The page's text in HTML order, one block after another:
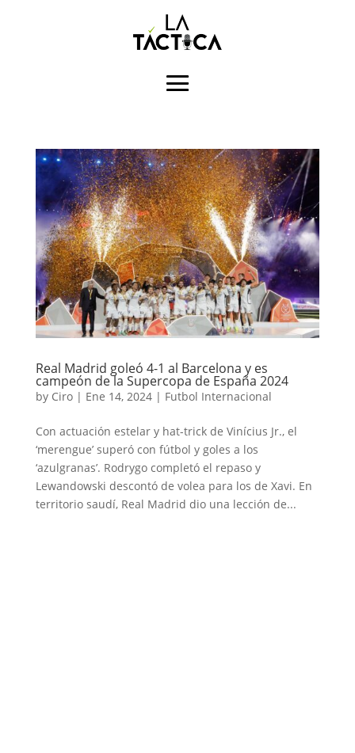
Real Madrid goleó 4-1 al Barcelona y es
campeón de la Supercopa de España 2024
by Ciro| Ene 14, 2024| Futbol Internacional
Con actuación estelar y hat-trick de Vinícius Jr., el
‘merengue’ superó con fútbol y goles a los
‘azulgranas’. Rodrygo completó el repaso y
Lewandowski descontó de volea para los de Xavi. En
territorio saudí, Real Madrid dio una lección de...